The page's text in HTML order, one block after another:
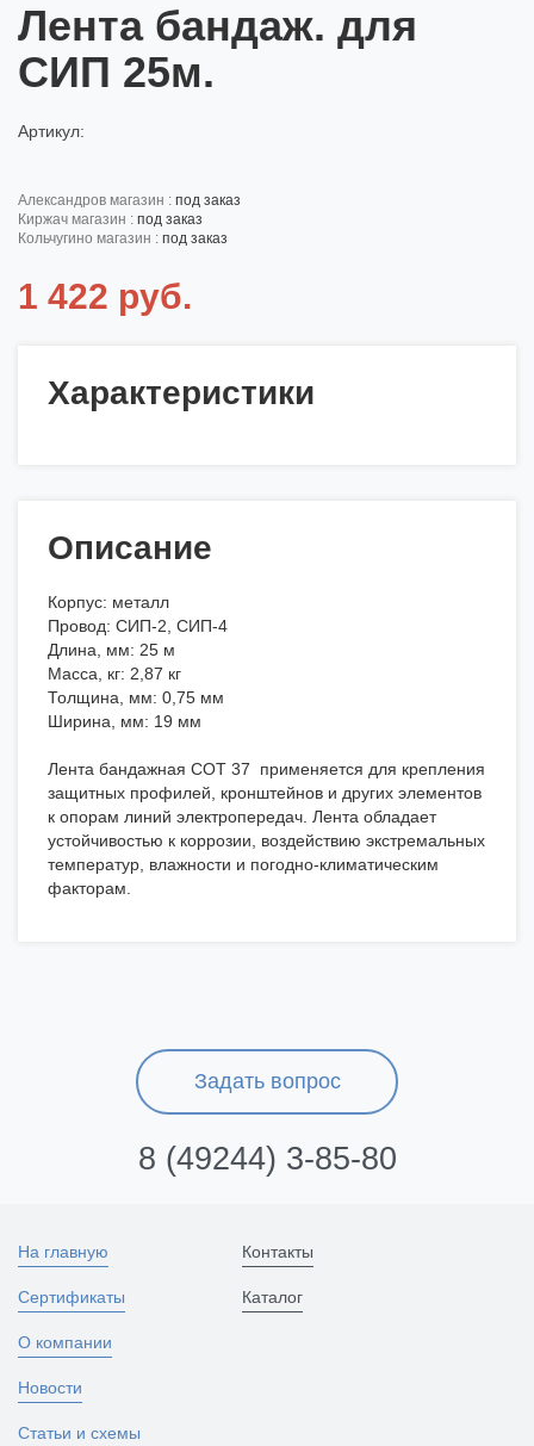
Лента бандаж. для
СИП 25м.
Артикул:
александров магазин : под заказ
киржач магазин : под заказ
кольчугино магазин : под заказ
1 422 руб.
Характеристики
Описание
Корпус: металл
Провод: СИП-2, СИП-4
Длина, мм: 25 м
Масса, кг: 2,87 кг
Толщина, мм: 0,75 мм
Ширина, мм: 19 мм
Лента бандажная COT 37 применяется для крепления
защитных профилей, кронштейнов и других элементов
к опорам линий электропередач. Лента обладает
устойчивостью к коррозии, воздействию экстремальных
температур, влажности и погодно-климатическим
факторам.
Задать вопрос
8 (49244) 3-85-80
На главную
Сертификаты
О компании
Новости
Статьи и схемы
Контакты
Каталог